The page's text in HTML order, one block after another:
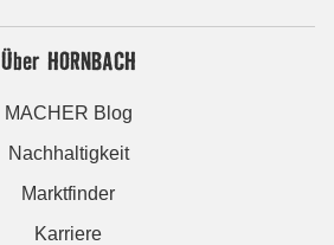
Über HORNBACH
MACHER Blog
Nachhaltigkeit
Marktfinder
Karriere